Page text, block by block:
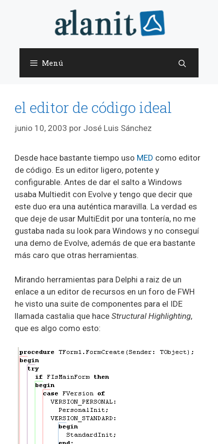
Menú
el editor de código ideal
junio 10, 2003 por José Luis Sánchez
Desde hace bastante tiempo uso MED como editor
de código. Es un editor ligero, potente y
configurable. Antes de dar el salto a Windows
usaba Multiedit con Evolve y tengo que decir que
este duo era una auténtica maravilla. La verdad es
que deje de usar MultiEdit por una tontería, no me
gustaba nada su look para Windows y no conseguí
una demo de Evolve, además de que era bastante
más caro que otras herramientas.
Mirando herramientas para Delphi a raiz de un
enlace a un editor de recursos en un foro de FWH
he visto una suite de componentes para el IDE
llamada castalia que hace Structural Highlighting,
que es algo como esto: